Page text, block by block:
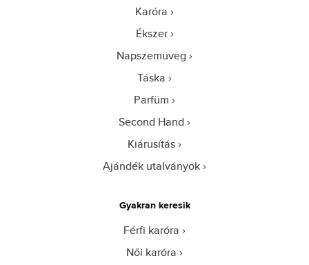
Karóra
Ékszer
Napszemüveg
Táska
Parfüm
Second Hand
Kiárusítás
Ajándék utalványok
Gyakran keresik
Férfi karóra
Női karóra